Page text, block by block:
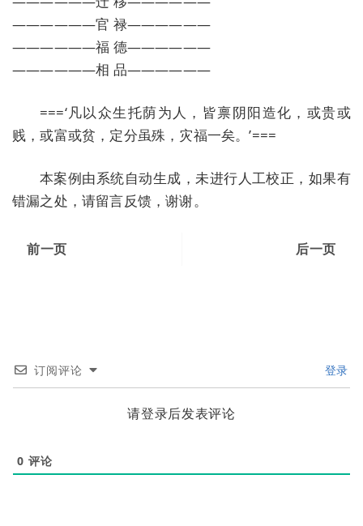
——————官 禄——————
——————福 德——————
——————相 品——————
===‘凡以众生托荫为人，皆禀阴阳造化，或贵或
贱，或富或贫，定分虽殊，灾福一矣。’===
本案例由系统自动生成，未进行人工校正，如果有
错漏之处，请留言反馈，谢谢。
前一页 后一页
订阅评论 登录
请登录后发表评论
0 评论